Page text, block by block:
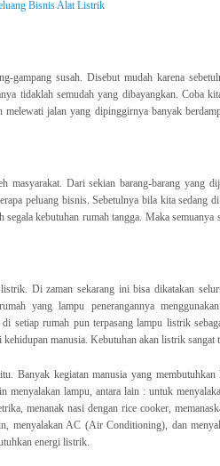
gampang susah. Disebut mudah karena
tidaklah semudah yang dibayangkan. Coba
jalan yang dipinggirnya banyak
masyarakat. Dari sekian barang-barang yang
peluang bisnis. Sebetulnya bila kita sedang
kebutuhan rumah tangga. Maka semuanya
Di zaman sekarang ini bisa dikatakan
yang lampu penerangannya
setiap rumah pun terpasang lampu listrik
manusia. Kebutuhan akan listrik sangat
Banyak kegiatan manusia yang membutuhkan
menyalakan lampu, antara lain : untuk
menanak nasi dengan rice cooker,
menyalakan AC (Air Conditioning), dan
energi listrik.